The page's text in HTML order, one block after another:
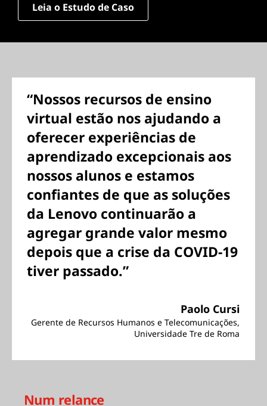
Leia o Estudo de Caso
“Nossos recursos de ensino
virtual estão nos ajudando a
oferecer experiências de
aprendizado excepcionais aos
nossos alunos e estamos
confiantes de que as soluções
da Lenovo continuarão a
agregar grande valor mesmo
depois que a crise da COVID-19
tiver passado.”
Paolo Cursi
Gerente de Recursos Humanos e Telecomunicações,
Universidade Tre de Roma
Num relance